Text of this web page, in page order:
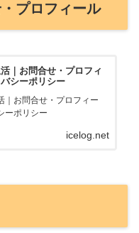
プロフィール
｜お問合せ・プロフィ
シーポリシー
｜お問合せ・プロフィー
ーポリシー
icelog.net